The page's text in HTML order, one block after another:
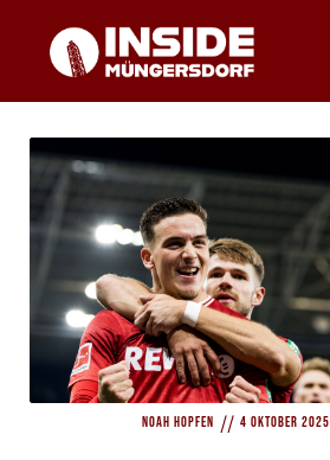
Noah Hopfen // 4 Oktober 2025